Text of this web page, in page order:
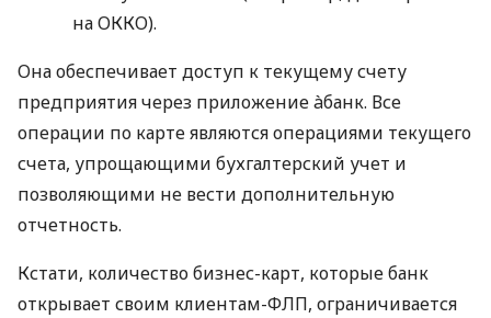
на ОККО).
Она обеспечивает доступ к текущему счету
предприятия через приложение àбанк. Все
операции по карте являются операциями текущего
счета, упрощающими бухгалтерский учет и
позволяющими не вести дополнительную
отчетность.
Кстати, количество бизнес-карт, которые банк
открывает своим клиентам-ФЛП, ограничивается